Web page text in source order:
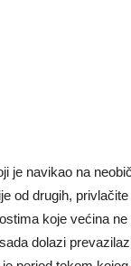
je navikao na
od drugih,
koje većina
dolazi